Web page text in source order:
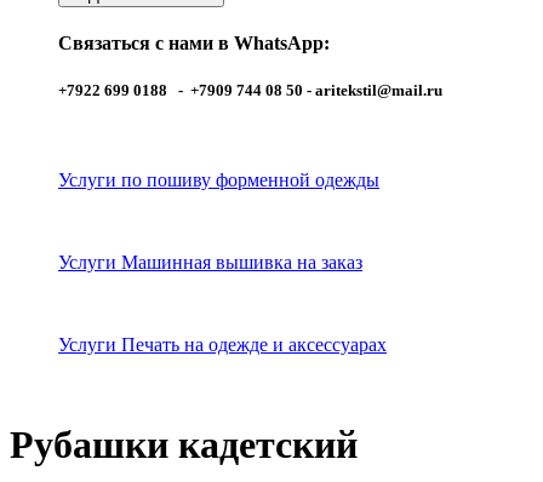
Связаться с нами в WhatsApp:
+7922 699 0188 - +7909 744 08 50 - aritekstil@mail.ru
Услуги по пошиву форменной одежды
Услуги Машинная вышивка на заказ
Услуги Печать на одежде и аксессуарах
Рубашки кадетский